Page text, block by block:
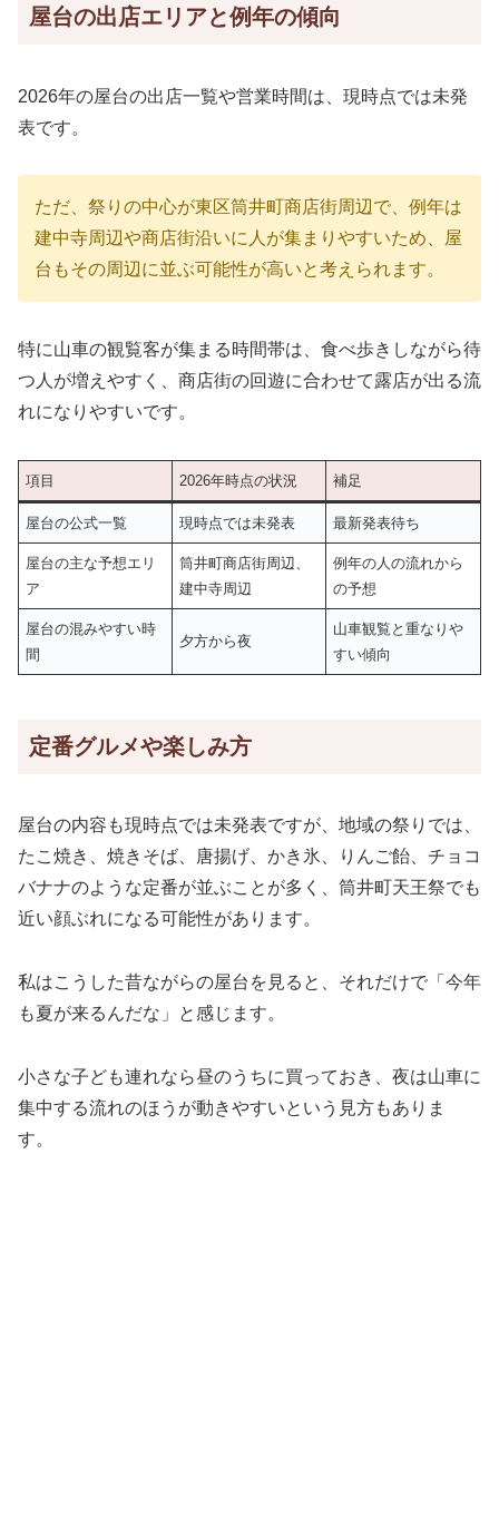
屋台の出店エリアと例年の傾向
2026年の屋台の出店一覧や営業時間は、現時点では未発
表です。
ただ、祭りの中心が東区筒井町商店街周辺で、例年は
建中寺周辺や商店街沿いに人が集まりやすいため、屋
台もその周辺に並ぶ可能性が高いと考えられます。
特に山車の観覧客が集まる時間帯は、食べ歩きしながら待
つ人が増えやすく、商店街の回遊に合わせて露店が出る流
れになりやすいです。
項目 2026年時点の状況 補足
屋台の公式一覧 現時点では未発表 最新発表待ち
屋台の主な予想エリ
ア
筒井町商店街周辺、
建中寺周辺
例年の人の流れから
の予想
屋台の混みやすい時
間
夕方から夜
山車観覧と重なりや
すい傾向
定番グルメや楽しみ方
屋台の内容も現時点では未発表ですが、地域の祭りでは、
たこ焼き、焼きそば、唐揚げ、かき氷、りんご飴、チョコ
バナナのような定番が並ぶことが多く、筒井町天王祭でも
近い顔ぶれになる可能性があります。
私はこうした昔ながらの屋台を見ると、それだけで「今年
も夏が来るんだな」と感じます。
小さな子ども連れなら昼のうちに買っておき、夜は山車に
集中する流れのほうが動きやすいという見方もありま
す。